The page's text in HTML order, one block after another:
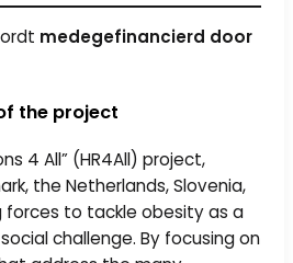
medegefinancierd door
the project
4 All” (HR4All) project,
the Netherlands, Slovenia,
forces to tackle obesity as a
challenge. By focusing on